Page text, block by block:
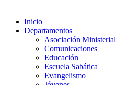
Inicio
Departamentos
Asociación Ministerial
Comunicaciones
Educación
Escuela Sabática
Evangelismo